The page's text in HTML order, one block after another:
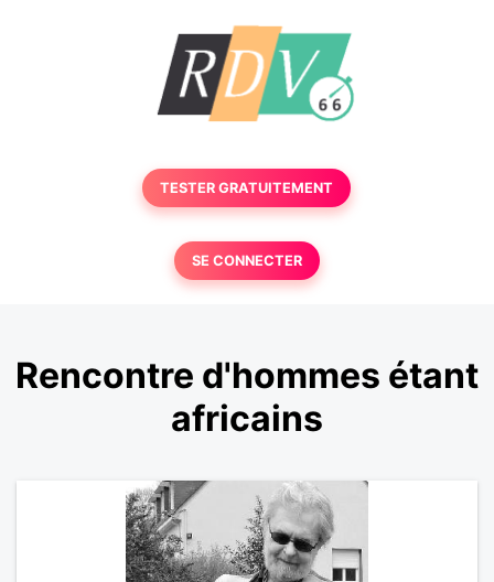
TESTER GRATUITEMENT
SE CONNECTER
Rencontre d'hommes étant
africains